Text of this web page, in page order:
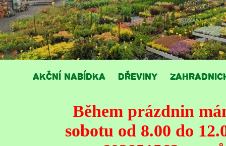
AKČNÍ NABÍDKA DŘEVINY
Během prázdnin
sobotu od 8.00 do